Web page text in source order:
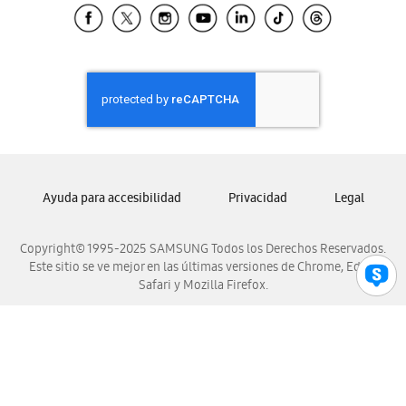
Samsung El Salvador
Samsung Honduras
Samsung Nicaragua
Samsung Panamá
Samsung Venezuela
Copyright© 1995-2025 SAMSUNG Todos los Derechos Reservados.
Este sitio se ve mejor en las últimas versiones de Chrome, Edge,
Safari y Mozilla Firefox.
Ayuda para accesibilidad Privacidad Legal